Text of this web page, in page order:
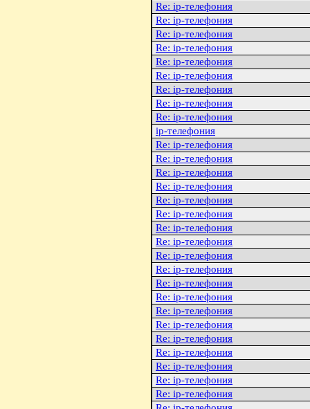
Re: ip-телефония
Re: ip-телефония
Re: ip-телефония
Re: ip-телефония
Re: ip-телефония
Re: ip-телефония
Re: ip-телефония
Re: ip-телефония
Re: ip-телефония
ip-телефония
Re: ip-телефония
Re: ip-телефония
Re: ip-телефония
Re: ip-телефония
Re: ip-телефония
Re: ip-телефония
Re: ip-телефония
Re: ip-телефония
Re: ip-телефония
Re: ip-телефония
Re: ip-телефония
Re: ip-телефония
Re: ip-телефония
Re: ip-телефония
Re: ip-телефония
Re: ip-телефония
Re: ip-телефония
Re: ip-телефония
Re: ip-телефония